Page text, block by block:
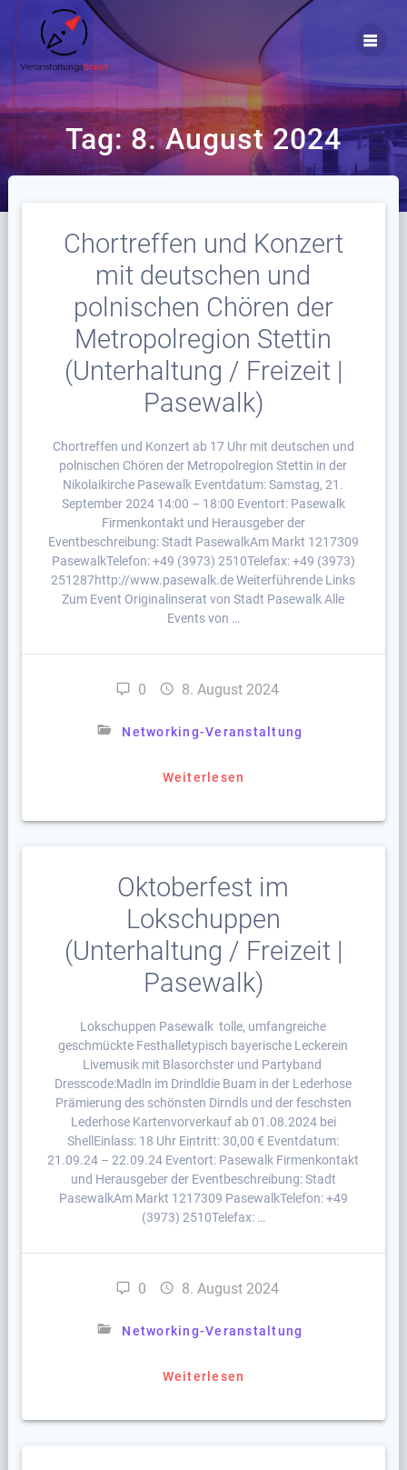
Tag:8. August 2024
Chortreffen und Konzert
mit deutschen und
polnischen Chören der
Metropolregion Stettin
(Unterhaltung / Freizeit |
Pasewalk)
Chortreffen und Konzert ab 17 Uhr mit deutschen und
polnischen Chören der Metropolregion Stettin in der
Nikolaikirche Pasewalk Eventdatum: Samstag, 21.
September 2024 14:00 – 18:00 Eventort: Pasewalk
Firmenkontakt und Herausgeber der
Eventbeschreibung: Stadt PasewalkAm Markt 1217309
PasewalkTelefon: +49 (3973) 2510Telefax: +49 (3973)
251287http://www.pasewalk.de Weiterführende Links
Zum Event Originalinserat von Stadt Pasewalk Alle
Events von …
0 8. August 2024
Networking-Veranstaltung
Weiterlesen
Oktoberfest im
Lokschuppen
(Unterhaltung / Freizeit |
Pasewalk)
Lokschuppen Pasewalk tolle, umfangreiche
geschmückte Festhalletypisch bayerische Leckerein
Livemusik mit Blasorchster und Partyband
Dresscode:Madln im Drindldie Buam in der Lederhose
Prämierung des schönsten Dirndls und der feschsten
Lederhose Kartenvorverkauf ab 01.08.2024 bei
ShellEinlass: 18 Uhr Eintritt: 30,00 € Eventdatum:
21.09.24 – 22.09.24 Eventort: Pasewalk Firmenkontakt
und Herausgeber der Eventbeschreibung: Stadt
PasewalkAm Markt 1217309 PasewalkTelefon: +49
(3973) 2510Telefax: …
0 8. August 2024
Networking-Veranstaltung
Weiterlesen